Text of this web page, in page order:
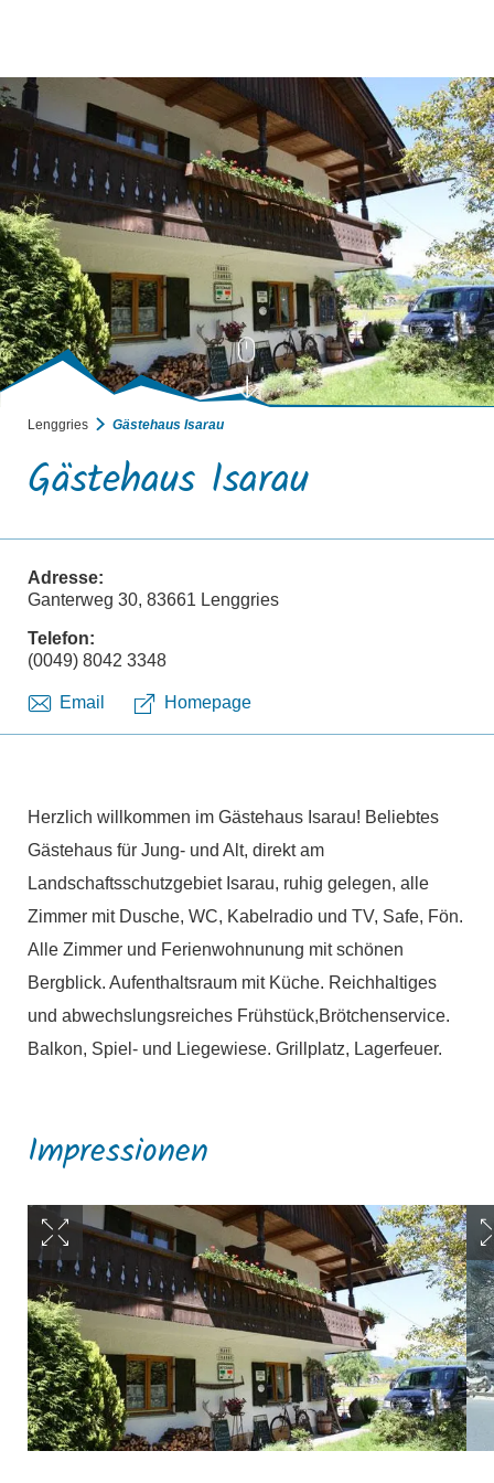
Lenggries Gästehaus Isarau
Gästehaus Isarau
Adresse:
Ganterweg 30, 83661 Lenggries
Telefon:
(0049) 8042 3348
Email Homepage
Herzlich willkommen im Gästehaus Isarau! Beliebtes
Gästehaus für Jung- und Alt, direkt am
Landschaftsschutzgebiet Isarau, ruhig gelegen, alle
Zimmer mit Dusche, WC, Kabelradio und TV, Safe, Fön.
Alle Zimmer und Ferienwohnunung mit schönen
Bergblick. Aufenthaltsraum mit Küche. Reichhaltiges
und abwechslungsreiches Frühstück,Brötchenservice.
Balkon, Spiel- und Liegewiese. Grillplatz, Lagerfeuer.
Impressionen